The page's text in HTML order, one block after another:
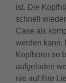
ist. Die
schnell
Case als
werden kann.
Kopfhörer so
aufgeladen
nie auf Ihre